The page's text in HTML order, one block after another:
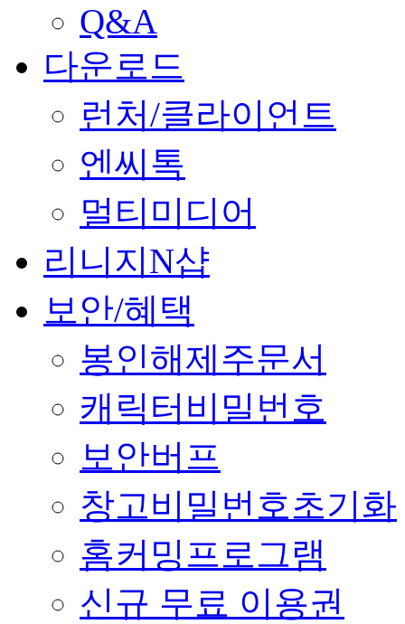
Q&A
다운로드
런처/클라이언트
엔씨톡
멀티미디어
리니지N샵
보안/혜택
봉인해제주문서
캐릭터비밀번호
보안버프
창고비밀번호초기화
홈커밍프로그램
신규 무료 이용권